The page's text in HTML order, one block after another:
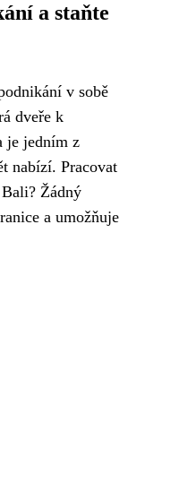
a staňte
v sobě
dveře k
je jedním z
nabízí. Pracovat
Žádný
a umožňuje